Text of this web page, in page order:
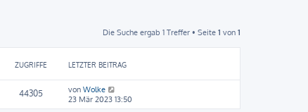
Die Suche ergab 1 Treffer • Seite 1 von 1
ZUGRIFFE LETZTER BEITRAG
44305 von Wolke
23 Mär 2023 13:50